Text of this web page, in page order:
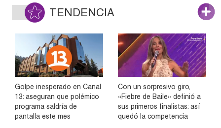
TENDENCIA
Golpe inesperado en Canal
13: aseguran que polémico
programa saldría de
pantalla este mes
Con un sorpresivo giro,
«Fiebre de Baile» definió a
sus primeros finalistas: así
quedó la competencia